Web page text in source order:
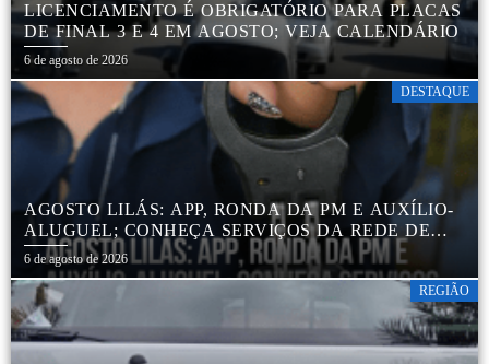
LICENCIAMENTO É OBRIGATÓRIO PARA PLACAS
DE FINAL 3 E 4 EM AGOSTO; VEJA CALENDÁRIO
6 de agosto de 2026
DESTAQUE
AGOSTO LILÁS: APP, RONDA DA PM E AUXÍLIO-
ALUGUEL; CONHEÇA SERVIÇOS DA REDE DE
PROTEÇÃO ÀS MULHERES NO ESTADO DE SP
6 de agosto de 2026
REGIÃO